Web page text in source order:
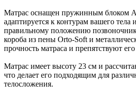
Матрас оснащен пружинным блоком
адаптируется к контурам вашего тела
правильному положению
короба из пены Orto-Soft и
прочность матраса и препятствуют
Матрас имеет высоту 23 см и
что делает его подходящим для
телосложения.